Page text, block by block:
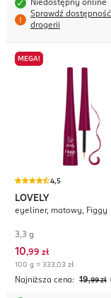
Niedostępny online
Sprawdź
drogerii
MEGA!
4,5
LOVELY
eyeliner, matowy, Figgy
3,3 g
10,99 zł
100 g = 333,03 zł
Najniższa cena: 19,99 zł